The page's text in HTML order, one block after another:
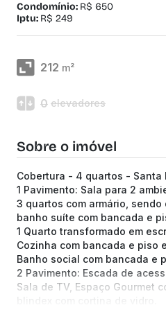
Condomínio: R$ 650
Iptu: R$ 249
212 m²
0 elevadores
Sobre o imóvel
Cobertura - 4 quartos - Santa
1 Pavimento: Sala para 2
3 quartos com armário,
banho suíte com bancada e
1 Quarto transformado em
Cozinha com bancada e piso
Banho social com bancada e
2 Pavimento: Escada de
Sala de TV, Espaço Gourmet
blindex com cortina de vidro.